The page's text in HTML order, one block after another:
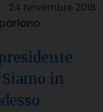
24 Novembre 2018
in